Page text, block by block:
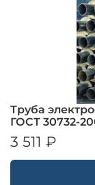
Труба
ГОСТ 30732-
3 511 ₽